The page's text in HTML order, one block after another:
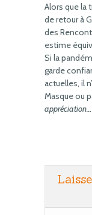
Alors que la
de retour à
des
estime
Si la
garde
actuelles, il
Masque ou